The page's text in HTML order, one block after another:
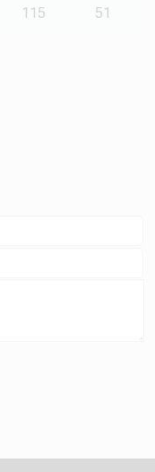
115 51